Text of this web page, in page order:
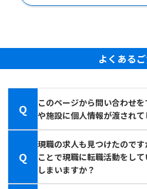
よくある
Q
このページから問い合わせ
や施設に個人情報が渡されて
Q
現職の求人も見つけたので
ことで現職に転職活動をし
しまいますか？